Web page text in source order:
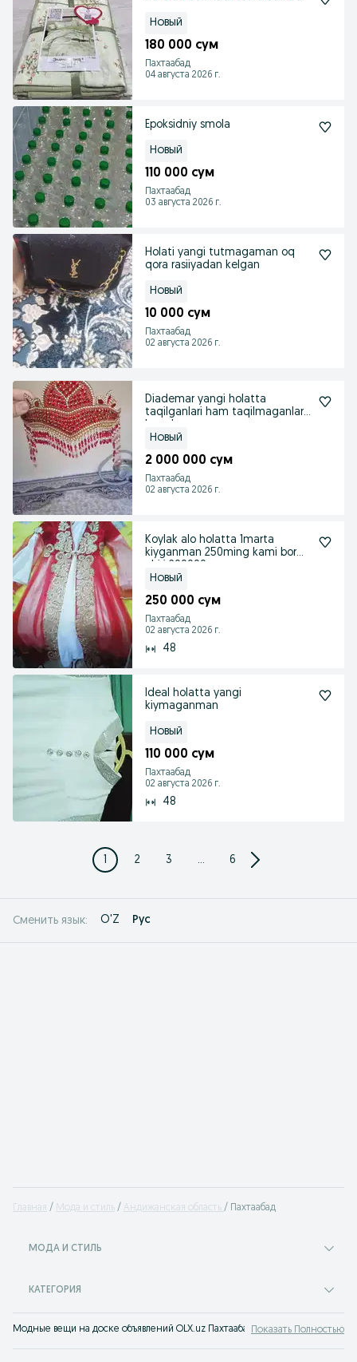
Новый
180 000 сум
Пахтаабад
04 августа 2026 г.
Epoksidniy smola
Новый
110 000 сум
Пахтаабад
03 августа 2026 г.
Holati yangi tutmagaman oq
qora rasiiyadan kelgan
Новый
10 000 сум
Пахтаабад
02 августа 2026 г.
Diademar yangi holatta
taqilganlari ham taqilmaganlari
Новый
2 000 000 сум
Пахтаабад
02 августа 2026 г.
Koylak alo holatta 1marta
kiyganman 250ming kami bor
Новый
250 000 сум
Пахтаабад
02 августа 2026 г.
48
Ideal holatta yangi
kiymaganman
Новый
110 000 сум
Пахтаабад
02 августа 2026 г.
48
1 2 3 ... 6
Сменить язык: O'Z Рус
Главная Мода и стиль Андижанская область Пахтаабад
МОДА И СТИЛЬ
КАТЕГОРИЯ
Модные вещи на доске объявлений OLX.uz Пахтаабад. Покупайте все
Показать Полностью